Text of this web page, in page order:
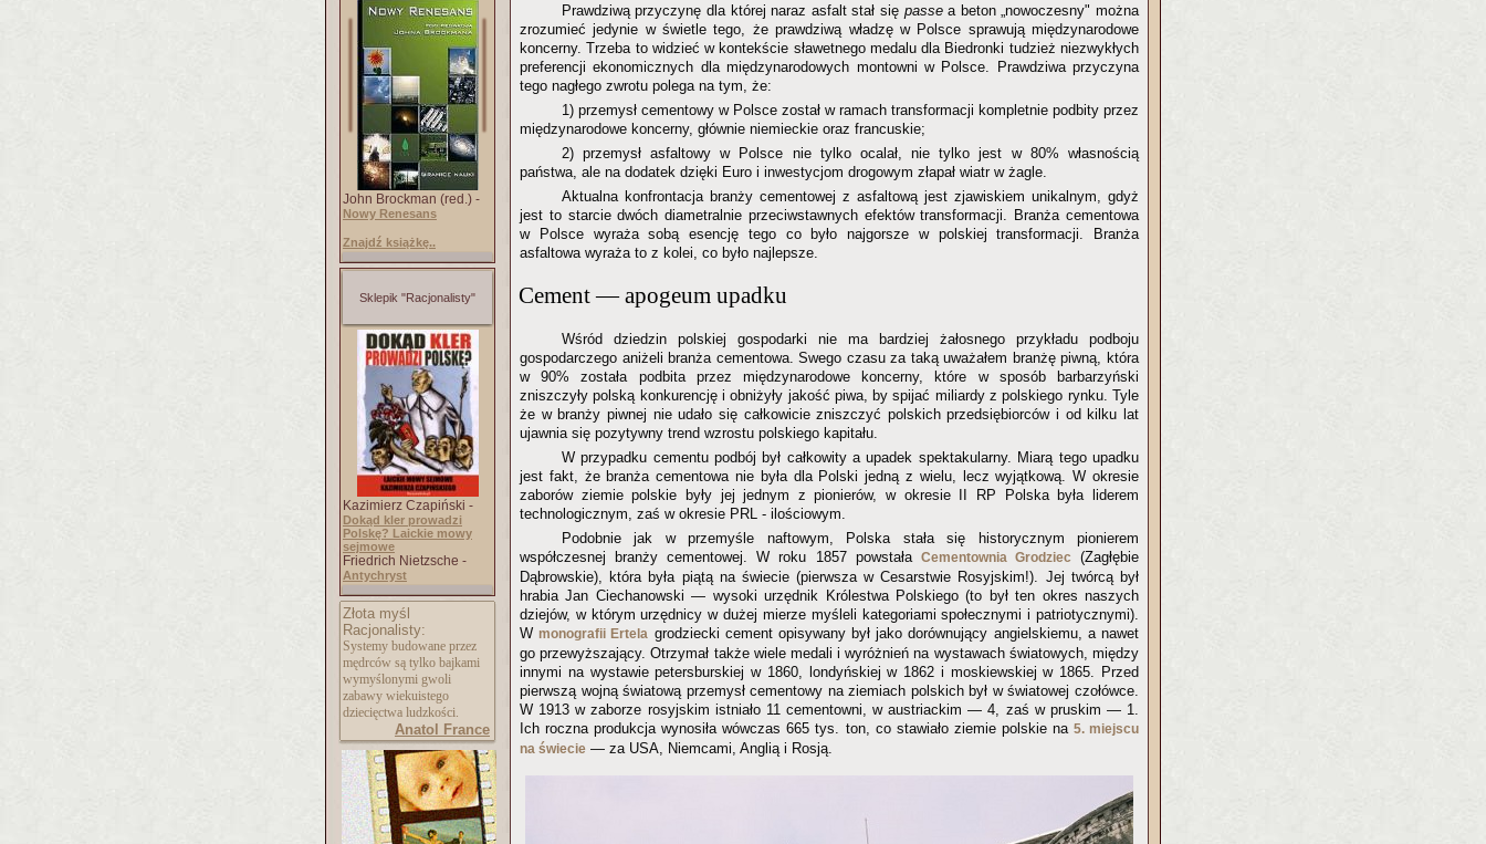
John Brockman (red.) -
Nowy Renesans
Znajdź książkę..
Sklepik "Racjonalisty"
Kazimierz Czapiński -
Dokąd kler prowadzi
Polskę? Laickie mowy
sejmowe
Friedrich Nietzsche -
Antychryst
Złota myśl
Racjonalisty:
Systemy budowane przez
mędrców są tylko bajkami
wymyślonymi gwoli
zabawy wiekuistego
dziecięctwa ludzkości.
Anatol France
Prawdziwą przyczynę dla której naraz asfalt stał się passea beton „nowoczesny" można
zrozumieć jedynie w świetle tego, że prawdziwą władzę w Polsce sprawują międzynarodowe
koncerny. Trzeba to widzieć w kontekście sławetnego medalu dla Biedronki tudzież niezwykłych
preferencji ekonomicznych dla międzynarodowych montowni w Polsce. Prawdziwa przyczyna
tego nagłego zwrotu polega na tym, że:
1) przemysł cementowy w Polsce został w ramach transformacji kompletnie podbity przez
międzynarodowe koncerny, głównie niemieckie oraz francuskie;
2) przemysł asfaltowy w Polsce nie tylko ocalał, nie tylko jest w 80% własnością
państwa, ale na dodatek dzięki Euro i inwestycjom drogowym złapał wiatr w żagle.
Aktualna konfrontacja branży cementowej z asfaltową jest zjawiskiem unikalnym, gdyż
jest to starcie dwóch diametralnie przeciwstawnych efektów transformacji. Branża cementowa
w Polsce wyraża sobą esencję tego co było najgorsze w polskiej transformacji. Branża
asfaltowa wyraża to z kolei, co było najlepsze.
Cement — apogeum upadku
Wśród dziedzin polskiej gospodarki nie ma bardziej żałosnego przykładu podboju
gospodarczego aniżeli branża cementowa. Swego czasu za taką uważałem branżę piwną, która
w 90% została podbita przez międzynarodowe koncerny, które w sposób barbarzyński
zniszczyły polską konkurencję i obniżyły jakość piwa, by spijać miliardy z polskiego rynku. Tyle
że w branży piwnej nie udało się całkowicie zniszczyć polskich przedsiębiorców i od kilku lat
ujawnia się pozytywny trend wzrostu polskiego kapitału.
W przypadku cementu podbój był całkowity a upadek spektakularny. Miarą tego upadku
jest fakt, że branża cementowa nie była dla Polski jedną z wielu, lecz wyjątkową. W okresie
zaborów ziemie polskie były jej jednym z pionierów, w okresie II RP Polska była liderem
technologicznym, zaś w okresie PRL - ilościowym.
Podobnie jak w przemyśle naftowym, Polska stała się historycznym pionierem
współczesnej branży cementowej. W roku 1857 powstała Cementownia Grodziec
(Zagłębie
Dąbrowskie), która była piątą na świecie (pierwsza w Cesarstwie Rosyjskim!). Jej twórcą był
hrabia Jan Ciechanowski — wysoki urzędnik Królestwa Polskiego (to był ten okres naszych
dziejów, w którym urzędnicy w dużej mierze myśleli kategoriami społecznymi i patriotycznymi).
Wmonografii Ertela grodziecki cement opisywany był jako dorównujący angielskiemu, a nawet
go przewyższający. Otrzymał także wiele medali i wyróżnień na wystawach światowych, między
innymi na wystawie petersburskiej w 1860, londyńskiej w 1862 i moskiewskiej w 1865. Przed
pierwszą wojną światową przemysł cementowy na ziemiach polskich był w światowej czołówce.
W 1913 w zaborze rosyjskim istniało 11 cementowni, w austriackim — 4, zaś w pruskim — 1.
Ich roczna produkcja wynosiła wówczas 665 tys. ton, co stawiało ziemie polskie na 5. miejscu
na świecie — za USA, Niemcami, Anglią i Rosją.